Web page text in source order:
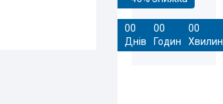
00
Днів
00
Годин
00
Хвилин